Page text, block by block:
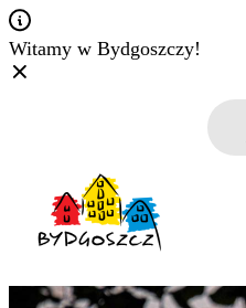
Witamy w Bydgoszczy!